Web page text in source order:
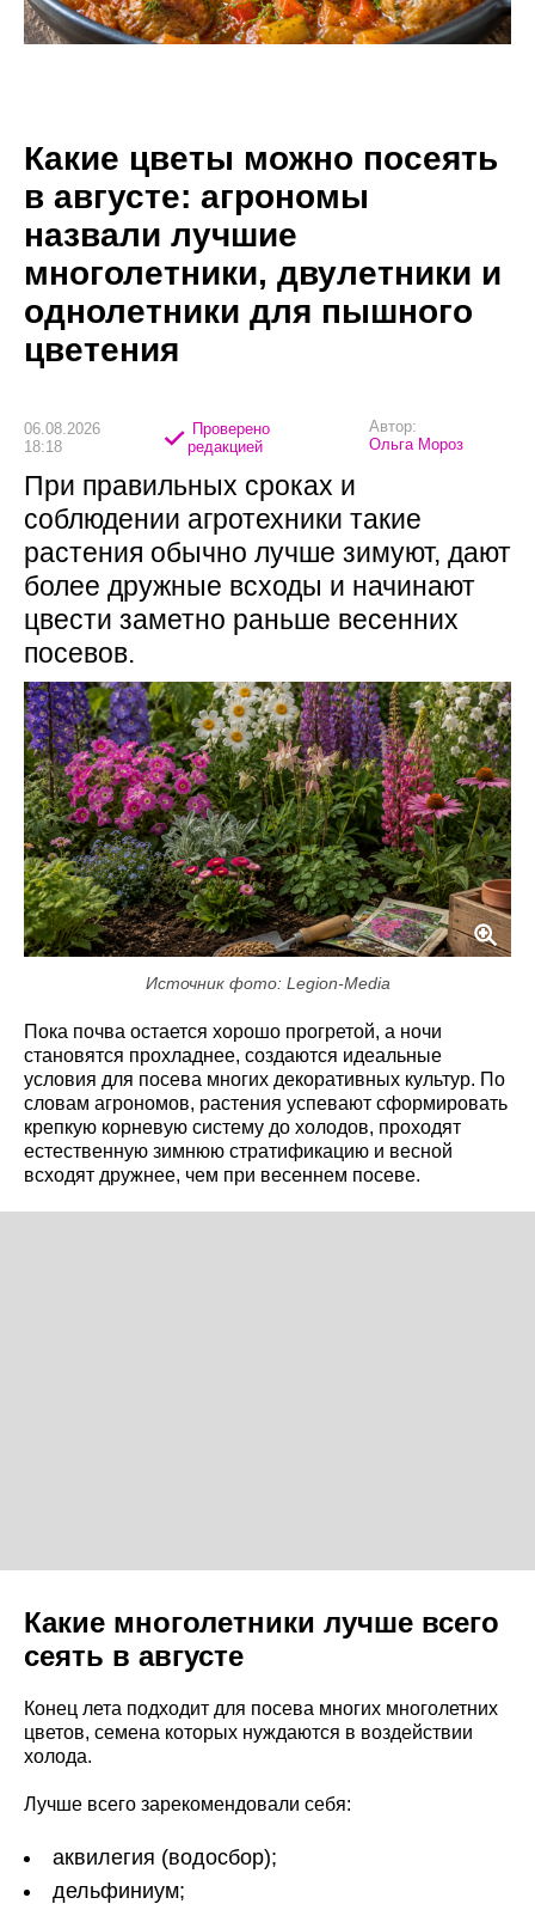
Какие цветы можно посеять
в августе: агрономы
назвали лучшие
многолетники, двулетники и
однолетники для пышного
цветения
06.08.2026
18:18
Проверено
редакцией
Автор:
Ольга Мороз
При правильных сроках и
соблюдении агротехники такие
растения обычно лучше зимуют, дают
более дружные всходы и начинают
цвести заметно раньше весенних
посевов.
Источник фото: Legion-Media
Пока почва остается хорошо прогретой, а ночи
становятся прохладнее, создаются идеальные
условия для посева многих декоративных культур. По
словам агрономов, растения успевают сформировать
крепкую корневую систему до холодов, проходят
естественную зимнюю стратификацию и весной
всходят дружнее, чем при весеннем посеве.
Какие многолетники лучше всего
сеять в августе
Конец лета подходит для посева многих многолетних
цветов, семена которых нуждаются в воздействии
холода.
Лучше всего зарекомендовали себя:
аквилегия (водосбор);
дельфиниум;